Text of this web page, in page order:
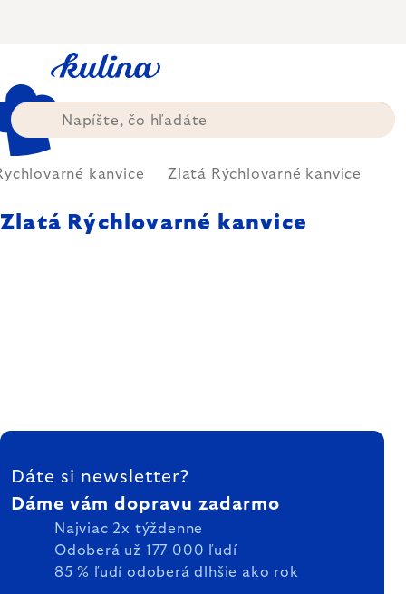
kanvice Zlatá Rýchlovarné kanvice
Zlatá Rýchlovarné kanvice
ZÁPÄTIE
Dáte si newsletter?
Dáme vám dopravu zadarmo
Najviac 2x týždenne
Odoberá už 177 000 ľudí
85 % ľudí odoberá dlhšie ako rok